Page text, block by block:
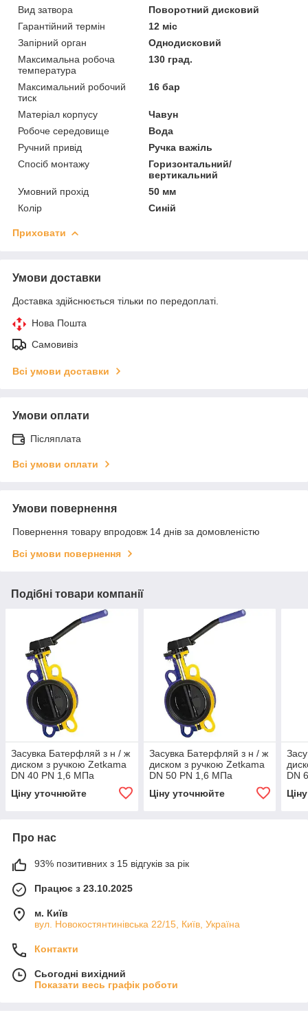
Вид затвора
Поворотний дисковий
Гарантійний термін
12 міс
Запірний орган
Однодисковий
Максимальна робоча
температура
130 град.
Максимальний робочий
тиск
16 бар
Матеріал корпусу
Чавун
Робоче середовище
Вода
Ручний привід
Ручка важіль
Спосіб монтажу
Горизонтальний/
вертикальний
Умовний прохід
50 мм
Колір
Синій
Приховати
Умови доставки
Доставка здійснюється тільки по передоплаті.
Нова Пошта
Самовивіз
Всі умови доставки
Умови оплати
Післяплата
Всі умови оплати
Умови повернення
Повернення товару впродовж 14 днів за домовленістю
Всі умови повернення
Подібні товари компанії
Засувка Батерфляй з н / ж
диском з ручкою Zetkama
DN 40 PN 1,6 МПа
Ціну уточнюйте
Засувка Батерфляй з н / ж
диском з ручкою Zetkama
DN 50 PN 1,6 МПа
Ціну уточнюйте
DN
Про нас
93% позитивних з 15 відгуків за рік
Працює з 23.10.2025
м. Київ
вул. Новокостянтинівська 22/15, Київ, Україна
Контакти
Сьогодні вихідний
Показати весь графік роботи